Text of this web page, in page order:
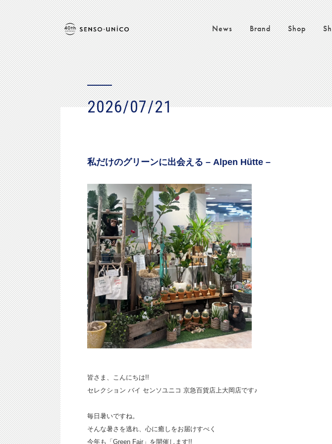
News Brand Shop
2026/07/21
私だけのグリーンに出会える – Alpen Hütte –
皆さま、こんにちは!!
セレクション バイ センソユニコ 京急百貨店上大岡店です♪
毎日暑いですね。
そんな暑さを逃れ、心に癒しをお届けすべく
今年も「Green Fair」を開催します!!